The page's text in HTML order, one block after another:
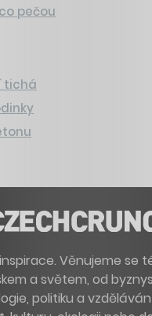
pečou
tichá
Věnujeme se
a světem, od
politiku a